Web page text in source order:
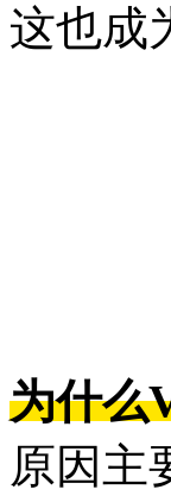
这也成
为什么
原因主